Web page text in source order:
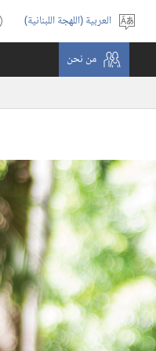
اختر
اللغة
العربية (اللهجة اللبنانية)
من نحن